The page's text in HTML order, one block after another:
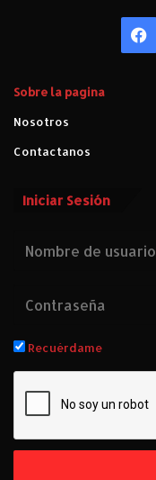
Sobre la pagina
Nosotros
Contactanos
Iniciar Sesión
Recuérdame